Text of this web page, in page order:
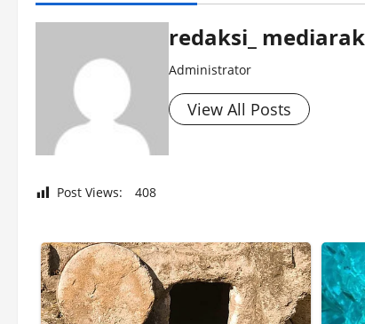
redaksi_
Administrator
View All Posts
Post Views: 408